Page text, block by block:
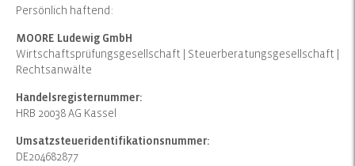
Persönlich haftend:
MOORE Ludewig GmbH
Wirtschaftsprüfungsgesellschaft | Steuerberatungsgesellschaft |
Rechtsanwälte
Handelsregisternummer:
HRB 20038 AG Kassel
Umsatzsteueridentifikationsnummer:
DE204682877